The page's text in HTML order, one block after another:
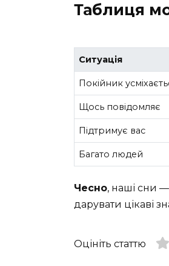
Таблиця
Ситуація
Покійник
Щось повідомляє
Підтримує вас
Багато людей
Чесно, наші сни
дарувати цікаві
Оцініть статтю